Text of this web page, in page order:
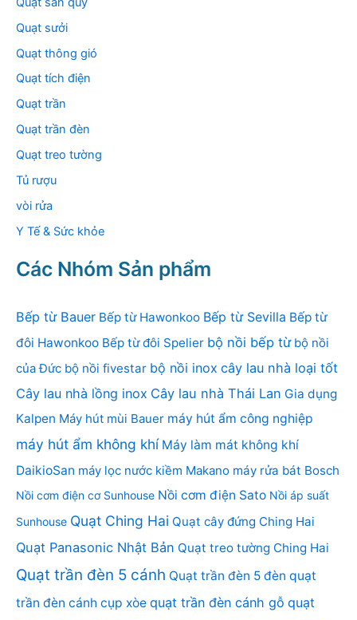
Quạt sưởi
Quạt thông gió
Quạt tích điện
Quạt trần
Quạt trần đèn
Quạt treo tường
Tủ rượu
vòi rửa
Y Tế & Sức khỏe
Các Nhóm Sản phẩm
Bếp từ Bauer Bếp từ Hawonkoo Bếp từ Sevilla Bếp từ
đôi Hawonkoo Bếp từ đôi Spelier bộ nồi bếp từ bộ nồi
của Đức bộ nồi fivestar bộ nồi inox cây lau nhà loại tốt
Cây lau nhà lồng inox Cây lau nhà Thái Lan Gia dụng
Kalpen Máy hút mùi Bauer máy hút ẩm công nghiệp
máy hút ẩm không khí Máy làm mát không khí
DaikioSan máy lọc nước kiềm Makano máy rửa bát Bosch
Nồi cơm điện cơ Sunhouse Nồi cơm điện Sato Nồi áp suất
Sunhouse Quạt Ching Hai Quạt cây đứng Ching Hai
Quạt Panasonic Nhật Bản Quạt treo tường Ching Hai
Quạt trần đèn 5 cánh Quạt trần đèn 5 đèn quạt
trần đèn cánh cụp xòe quạt trần đèn cánh gỗ quạt